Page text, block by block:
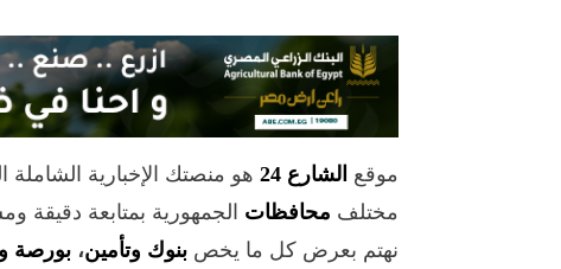
موقع الشارع 24 هو منصتك الإخبارية
مختلف محافظات
الجمهورية بمتابعة دقيقة
نهتم بعرض كل ما يخص بنوك وتأمين، بورصة